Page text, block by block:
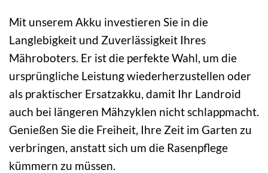
Mit unserem Akku investieren Sie in die
Langlebigkeit und Zuverlässigkeit Ihres
Mähroboters. Er ist die perfekte Wahl, um die
ursprüngliche Leistung wiederherzustellen oder
als praktischer Ersatzakku, damit Ihr Landroid
auch bei längeren Mähzyklen nicht schlappmacht.
Genießen Sie die Freiheit, Ihre Zeit im Garten zu
verbringen, anstatt sich um die Rasenpflege
kümmern zu müssen.